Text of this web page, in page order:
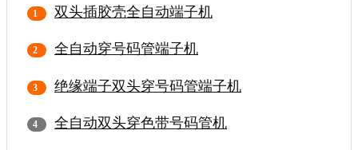
双头插胶壳全自动端子机
全自动穿号码管端子机
绝缘端子双头穿号码管端子机
全自动双头穿色带号码管机